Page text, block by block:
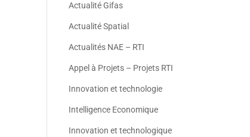
Actualité Gifas
Actualité Spatial
Actualités NAE – RTI
Appel à Projets – Projets RTI
Innovation et technologie
Intelligence Economique
Innovation et technologique